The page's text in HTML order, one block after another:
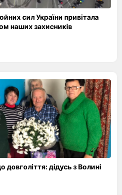
сил України привітала
наших захисників
довголіття: дідусь з Волині